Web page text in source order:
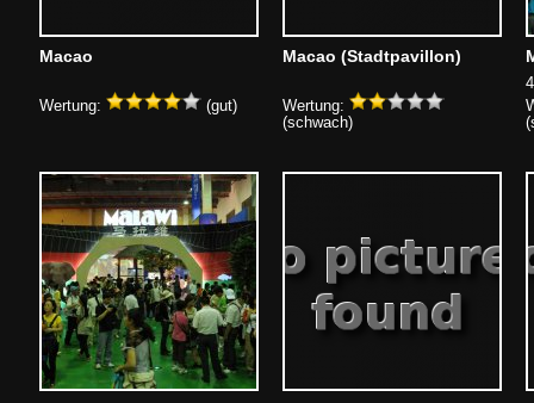
Macao
Wertung: (gut)
Macao (Stadtpavillon)
Wertung:
(schwach)